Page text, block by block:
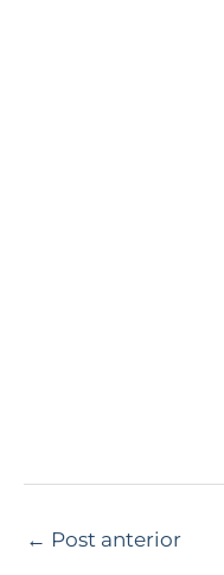
← Post anterior